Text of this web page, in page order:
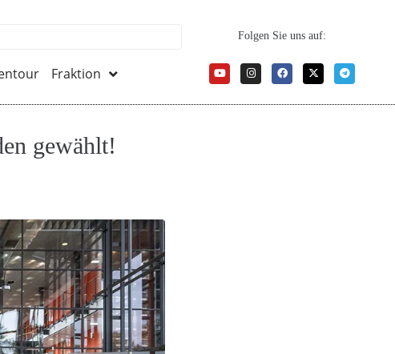
Fraktion
Folgen Sie uns auf:
gewählt!